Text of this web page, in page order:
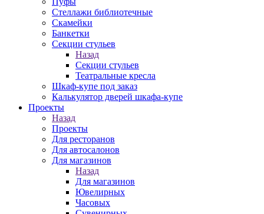
Стеллажи библиотечные
Скамейки
Банкетки
Секции стульев
Назад
Секции стульев
Театральные кресла
Шкаф-купе под заказ
Калькулятор дверей шкафа-купе
Проекты
Назад
Проекты
Для ресторанов
Для автосалонов
Для магазинов
Назад
Для магазинов
Ювелирных
Часовых